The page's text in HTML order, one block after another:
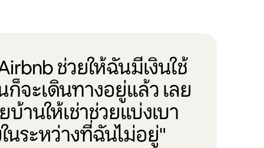
ช่วยให้ฉันมีเงินใช้
จะเดินทางอยู่แล้ว เลย
านให้เช่าช่วยแบ่งเบา
นระหว่างที่ฉันไม่อยู่"